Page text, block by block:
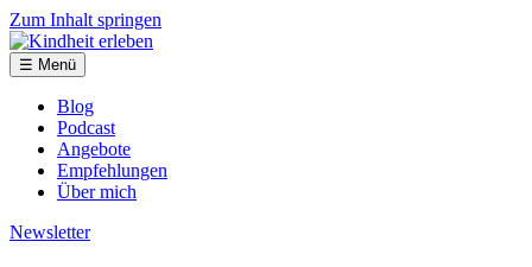
Zum Inhalt springen
☰ Menü
Blog
Podcast
Angebote
Empfehlungen
Über mich
Newsletter